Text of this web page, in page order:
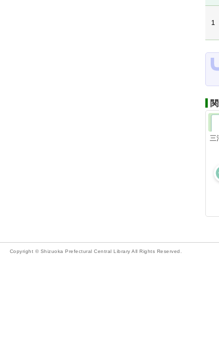
1
三
Copyright © Shizuoka Prefectural Central Library All Rights Reserved.